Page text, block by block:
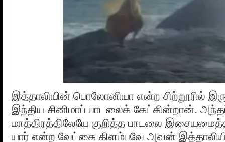
இத்தாலியின் பொலோனியா என்ற சிற்றூரில்
இந்திய சினிமாப் பாடலைக் கேட்கின்றான்.
மாத்திரத்திலேயே குறித்த பாடலை
யார் என்ற வேட்கை கிளம்பவே அவன்